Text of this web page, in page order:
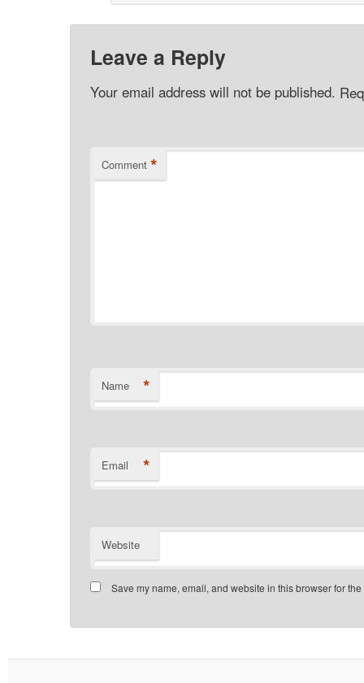
Leave a Reply
Your email address will not be published.
Comment *
Name *
Email *
Website
Save my name, email, and website in this browser for